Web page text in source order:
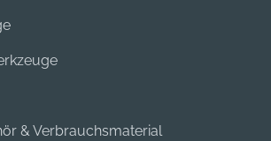
& Verbrauchsmaterial